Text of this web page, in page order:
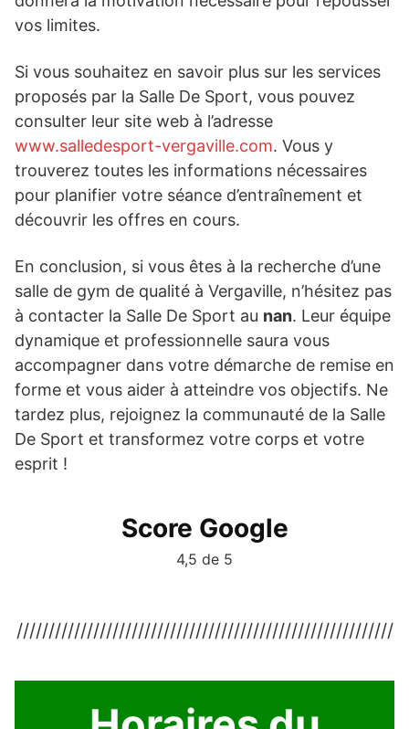
vos limites.
Si vous souhaitez en savoir plus sur les services
proposés par la Salle De Sport, vous pouvez
consulter leur site web à l’adresse
www.salledesport-vergaville.com. Vous y
trouverez toutes les informations nécessaires
pour planifier votre séance d’entraînement et
découvrir les offres en cours.
En conclusion, si vous êtes à la recherche d’une
salle de gym de qualité à Vergaville, n’hésitez pas
à contacter la Salle De Sport au nan. Leur équipe
dynamique et professionnelle saura vous
accompagner dans votre démarche de remise en
forme et vous aider à atteindre vos objectifs. Ne
tardez plus, rejoignez la communauté de la Salle
De Sport et transformez votre corps et votre
esprit !
Score Google
4,5 de 5
///////////////////////////////////////////////////////////